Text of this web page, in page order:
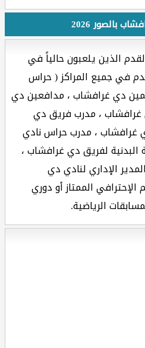
بالصور 2026
الذين يلعبون حالياً في
في جميع المراكز ( حراس
دي غرافشاب ، مدافعين دي
، مدرب فريق دي
، مدرب حراس نادي
لفريق دي غرافشاب ،
الإداري لنادي دي
الممتاز أو دوري
الرياضية.